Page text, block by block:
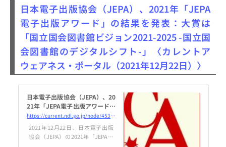
日本電子出版協会（JEPA）、2021年「JEPA
電子出版アワード」の結果を発表：大賞は
「国立国会図書館ビジョン2021-2025 -国立国
会図書館のデジタルシフト-」〈カレントア
ウェアネス・ポータル（2021年12月22日）〉
日本電子出版協会（JEPA）、20
21年「JEPA電子出版アワード」
の結果を発表：大賞は「国立国
会図書館ビジョン2021-2025 -
国立国会図書館のデジタルシフ
ト-」
https://current.ndl.go.jp/node/45369
2021年12月22日、日本電子出版
協会（JEPA）の2021年「JEPA電